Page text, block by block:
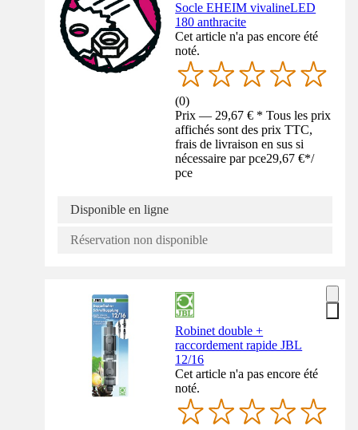
Socle EHEIM vivalineLED
180 anthracite
Cet article n'a pas encore été
noté.
(0)
Prix — 29,67 € * Tous les prix
affichés sont des prix TTC,
frais de livraison en sus si
nécessaire par pce29,67 €*/
pce
Disponible en ligne
Réservation non disponible
Robinet double +
raccordement rapide JBL
12/16
Cet article n'a pas encore été
noté.